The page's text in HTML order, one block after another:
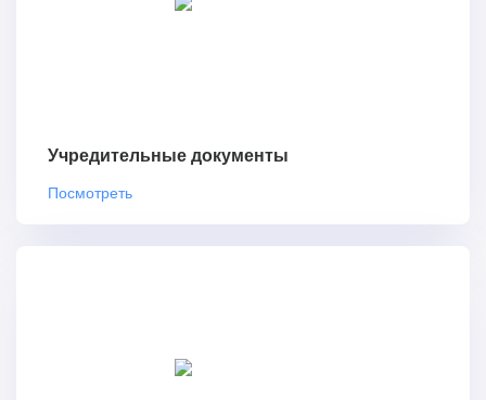
Учредительные документы
Посмотреть